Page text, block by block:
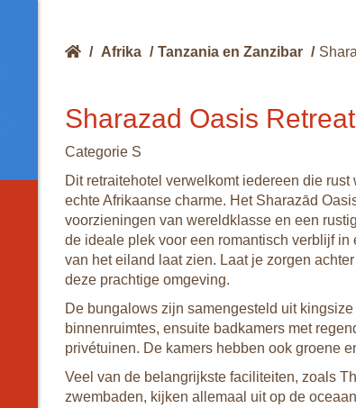
/ Afrika / Tanzania en Zanzibar /
Sharazad Oasis Retreat
Categorie S
Dit retraitehotel verwelkomt iedereen die
echte Afrikaanse charme. Het Sharazād
voorzieningen van wereldklasse en een
de ideale plek voor een romantisch verblijf
van het eiland laat zien. Laat je zorgen
deze prachtige omgeving.
De bungalows zijn samengesteld uit
binnenruimtes, ensuite badkamers met
privétuinen. De kamers hebben ook groene
Veel van de belangrijkste faciliteiten, zoals
zwembaden, kijken allemaal uit op de